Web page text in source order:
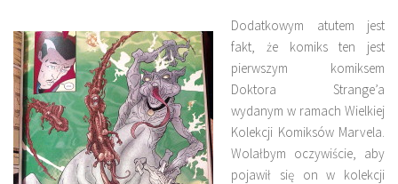
Dodatkowym atutem jest
fakt, że komiks ten jest
pierwszym komiksem
Doktora Strange’a
wydanym w ramach Wielkiej
Kolekcji Komiksów Marvela.
Wolałbym oczywiście, aby
pojawił się on w kolekcji